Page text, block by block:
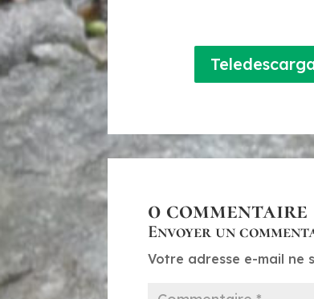
0 commentaire
Envoyer un
Votre adresse e-mail ne